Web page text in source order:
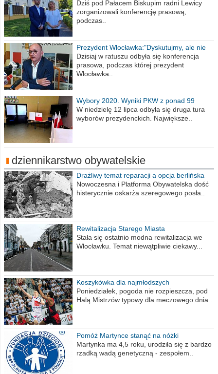
Wiesława Meringa
Dziś pod Pałacem Biskupim radni Lewicy
zorganizowali konferencję prasową,
podczas..
Prezydent Włocławka:"Dyskutujmy, ale nie
obrażajmy się”
Dzisiaj w ratuszu odbyła się konferencja
prasowa, podczas której prezydent
Włocławka..
Wybory 2020. Wyniki PKW z ponad 99
procent obwodów
W niedzielę 12 lipca odbyła się druga tura
wyborów prezydenckich. Największe..
dziennikarstwo obywatelskie
Drażliwy temat reparacji a opcja berlińska
Nowoczesna i Platforma Obywatelska dość
histerycznie oskarża szeregowego posła..
Rewitalizacja Starego Miasta
Stała się ostatnio modna rewitalizacja we
Włocławku. Temat niewątpliwie ciekawy...
Koszykówka dla najmłodszych
Poniedziałek, pogoda nie rozpieszcza, pod
Halą Mistrzów typowy dla meczowego dnia..
Pomóż Martynce stanąć na nóżki
Martynka ma 4,5 roku, urodziła się z bardzo
rzadką wadą genetyczną - zespołem..